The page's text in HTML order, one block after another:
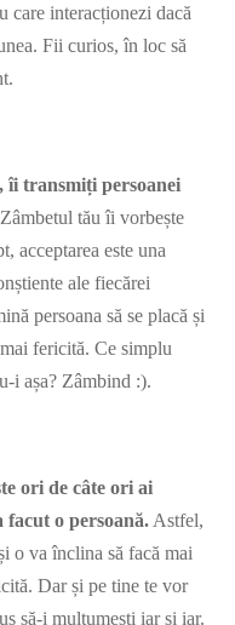
care interacționezi dacă
Fii curios, în loc să
îi transmiți persoanei
tău îi vorbește
acceptarea este una
ale fiecărei
persoana să se placă și
fericită. Ce simplu
i așa? Zâmbind :).
ori de câte ori ai
facut o persoană. Astfel,
o va înclina să facă mai
Dar și pe tine te vor
să-i mulțumești iar și iar.